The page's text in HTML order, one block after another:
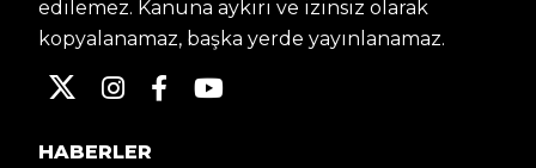
edilemez. Kanuna aykırı ve izinsiz olarak
kopyalanamaz, başka yerde yayınlanamaz.
HABERLER